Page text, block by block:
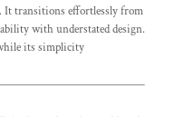
It transitions effortlessly from
with understated design.
its simplicity